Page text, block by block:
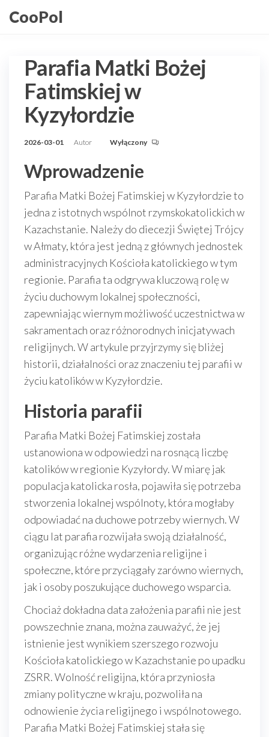
doCooPol
Parafia Matki Bożej
Fatimskiej w
Kyzyłordzie
2026-03-01 Autor Wyłączony
Wprowadzenie
Parafia Matki Bożej Fatimskiej w Kyzyłordzie to
jedna z istotnych wspólnot rzymskokatolickich w
Kazachstanie. Należy do diecezji Świętej Trójcy
w Ałmaty, która jest jedną z głównych jednostek
administracyjnych Kościoła katolickiego w tym
regionie. Parafia ta odgrywa kluczową rolę w
życiu duchowym lokalnej społeczności,
zapewniając wiernym możliwość uczestnictwa w
sakramentach oraz różnorodnych inicjatywach
religijnych. W artykule przyjrzymy się bliżej
historii, działalności oraz znaczeniu tej parafii w
życiu katolików w Kyzyłordzie.
Historia parafii
Parafia Matki Bożej Fatimskiej została
ustanowiona w odpowiedzi na rosnącą liczbę
katolików w regionie Kyzyłordy. W miarę jak
populacja katolicka rosła, pojawiła się potrzeba
stworzenia lokalnej wspólnoty, która mogłaby
odpowiadać na duchowe potrzeby wiernych. W
ciągu lat parafia rozwijała swoją działalność,
organizując różne wydarzenia religijne i
społeczne, które przyciągały zarówno wiernych,
jak i osoby poszukujące duchowego wsparcia.
Chociaż dokładna data założenia parafii nie jest
powszechnie znana, można zauważyć, że jej
istnienie jest wynikiem szerszego rozwoju
Kościoła katolickiego w Kazachstanie po upadku
ZSRR. Wolność religijna, która przyniosła
zmiany polityczne w kraju, pozwoliła na
odnowienie życia religijnego i wspólnotowego.
Parafia Matki Bożej Fatimskiej stała się